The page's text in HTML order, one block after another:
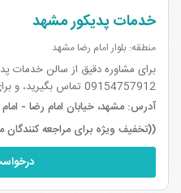
خدمات پدیکور مشهد
منطقه: بلوار امام رضا مشهد
برای مشاوره دقیق از سالن خدمات
09154757912 تماس
روبیکا را دنبال کنید.
آدرس:مشهد، خیابان امام رضا - امام
((تخفیف ویژه برای مراجعه